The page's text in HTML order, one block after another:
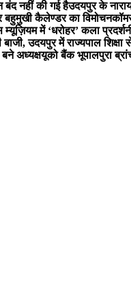
बंद नहीं की गई हैउदयपुर के
बहुमुखी कैलेण्डर का विमोचन
में ‘धरोहर’ कला
बाजी, उदयपुर में राज्यपाल
बने अध्यक्षयूको बैंक भूपालपुरा